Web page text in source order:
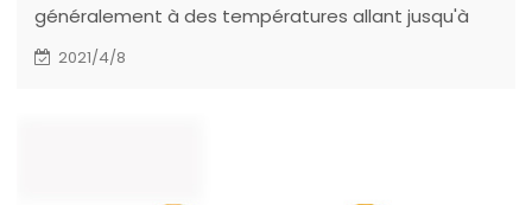
généralement à des températures allant jusqu'à
150 ° C pendant 3 heures. Le revêtement résistant
2021/4/8